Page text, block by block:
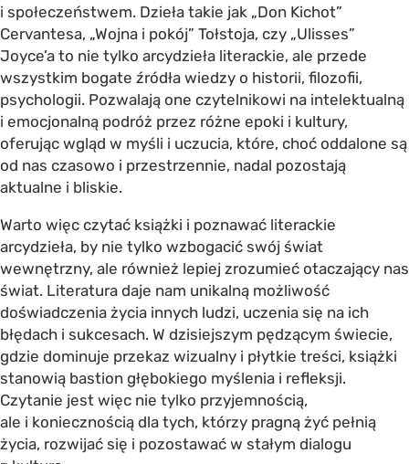
i społeczeństwem. Dzieła takie jak „Don Kichot”
Cervantesa, „Wojna i pokój” Tołstoja, czy „Ulisses”
Joyce’a to nie tylko arcydzieła literackie, ale przede
wszystkim bogate źródła wiedzy o historii, filozofii,
psychologii. Pozwalają one czytelnikowi na intelektualną
i emocjonalną podróż przez różne epoki i kultury,
oferując wgląd w myśli i uczucia, które, choć oddalone są
od nas czasowo i przestrzennie, nadal pozostają
aktualne i bliskie.
Warto więc czytać książki i poznawać literackie
arcydzieła, by nie tylko wzbogacić swój świat
wewnętrzny, ale również lepiej zrozumieć otaczający nas
świat. Literatura daje nam unikalną możliwość
doświadczenia życia innych ludzi, uczenia się na ich
błędach i sukcesach. W dzisiejszym pędzącym świecie,
gdzie dominuje przekaz wizualny i płytkie treści, książki
stanowią bastion głębokiego myślenia i refleksji.
Czytanie jest więc nie tylko przyjemnością,
ale i koniecznością dla tych, którzy pragną żyć pełnią
życia, rozwijać się i pozostawać w stałym dialogu